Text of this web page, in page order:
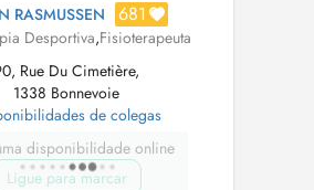
RASMUSSEN 681
Desportiva,Fisioterapeuta
Rue Du Cimetière,
1338 Bonnevoie
de colegas
disponibilidade online
Ligue para marcar